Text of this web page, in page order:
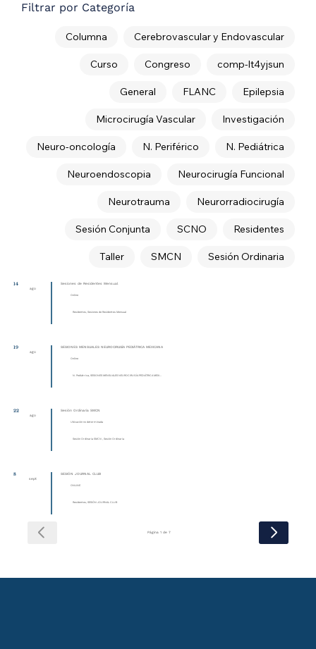
Filtrar por Categoría
Cerebrovascular y Endovascular
Columna
comp-lt4yjsun
Congreso
Curso
Epilepsia
FLANC
General
Investigación
Microcirugía Vascular
N. Pediátrica
N. Periférico
Neuro-oncología
Neurocirugía Funcional
Neuroendoscopia
Neurorradiocirugía
Neurotrauma
Residentes
SCNO
Sesión Conjunta
Sesión Ordinaria
SMCN
Taller
14
ago
Sesiones de Residentes Mensual
Online
Residentes, Sesiones de Residentes Mensual
19
ago
SESIONES MENSUALES NEUROCIRUGÍA PEDIÁTRICA MEXICANA
Online
N. Pediátrica, SESIONES MENSUALES NEUROCIRUGÍA PEDIÁTRICA MEXI...
22
ago
Sesión Ordinaria SMCN
Ubicación no determinada
Sesión Ordinaria SMCN , Sesión Ordinaria
8
sept
SESIÓN JOURNAL CLUB
ONLINE
Residentes, SESIÓN JOURNAL CLUB
Página 1 de 7